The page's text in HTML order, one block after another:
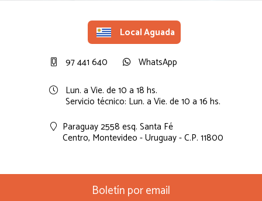
Local Aguada
97 441 640
WhatsApp
Lun. a Vie. de 10 a 18 hs.
Servicio técnico: Lun. a Vie. de 10 a 16 hs.
Paraguay 2558 esq. Santa Fé
Centro, Montevideo - Uruguay - C.P. 11800
Boletín por email